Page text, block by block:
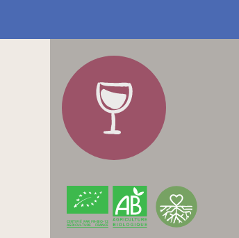
CERTIFIÉ PAR FR-BIO-12
AGRICULTURE FRANCE